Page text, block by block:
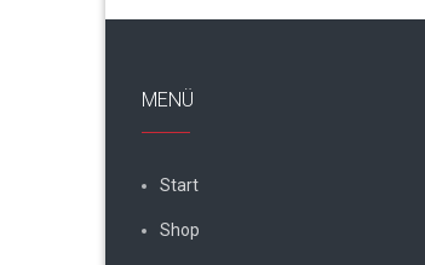
MENÜ
Start
Shop